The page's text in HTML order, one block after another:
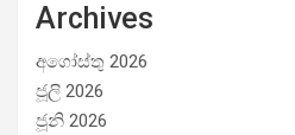
Archives
අගෝස්තු 2026
ජූලි 2026
ජූනි 2026